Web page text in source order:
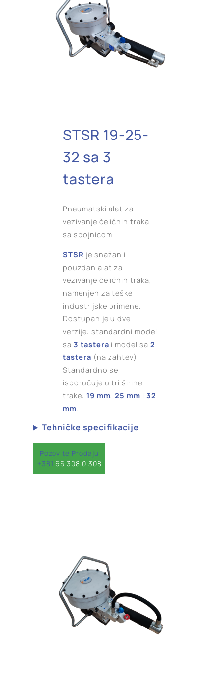
STSR 19-25-
32 sa 3
tastera
Pneumatski alat za
vezivanje čeličnih traka
sa spojnicom
STSR je snažan i
pouzdan alat za
vezivanje čeličnih traka,
namenjen za teške
industrijske primene.
Dostupan je u dve
verzije: standardni model
sa 3 tastera i model sa 2
tastera (na zahtev).
Standardno se
isporučuje u tri širine
trake: 19 mm, 25 mm i 32
mm
Tehničke specifikacije
Pozovite Prodaju
+381 65 308 0 308